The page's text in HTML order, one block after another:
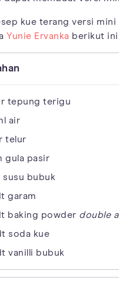
kue terang versi mini
Yunie Ervanka berikut
tepung terigu
air
telur
gula pasir
susu bubuk
garam
baking powder double
soda kue
vanilli bubuk